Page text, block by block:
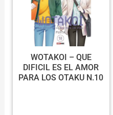
WOTAKOI – QUE
DIFICIL ES EL AMOR
PARA LOS OTAKU N.10